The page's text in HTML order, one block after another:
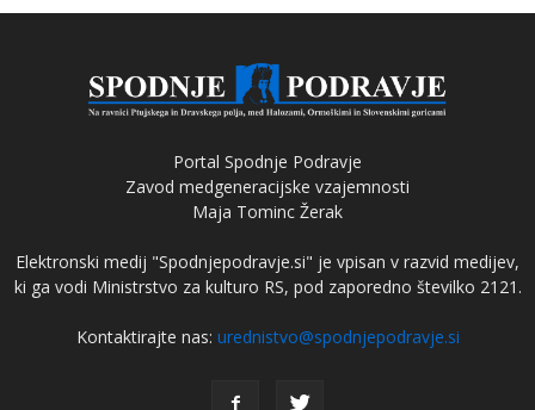
Portal Spodnje Podravje
Zavod medgeneracijske vzajemnosti
Maja Tominc Žerak
Elektronski medij "Spodnjepodravje.si" je vpisan v razvid medijev,
ki ga vodi Ministrstvo za kulturo RS, pod zaporedno številko 2121.
Kontaktirajte nas: urednistvo@spodnjepodravje.si